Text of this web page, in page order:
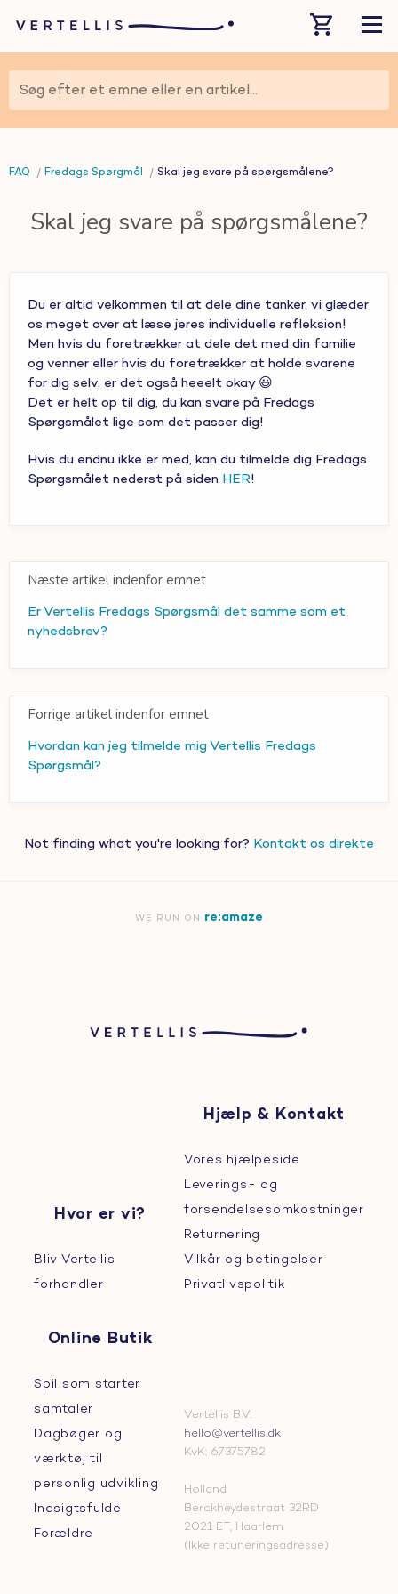
Søg efter et emne eller en artikel...
FAQ Fredags Spørgmål Skal jeg svare på spørgsmålene?
Skal jeg svare på spørgsmålene?
Du er altid velkommen til at dele dine tanker, vi glæder
os meget over at læse jeres individuelle refleksion!
Men hvis du foretrækker at dele det med din familie
og venner eller hvis du foretrækker at holde svarene
for dig selv, er det også heeelt okay 😃
Det er helt op til dig, du kan svare på Fredags
Spørgsmålet lige som det passer dig!
Hvis du endnu ikke er med, kan du tilmelde dig Fredags
Spørgsmålet nederst på siden HER!
Næste artikel indenfor emnet
Er Vertellis Fredags Spørgsmål det samme som et
nyhedsbrev?
Forrige artikel indenfor emnet
Hvordan kan jeg tilmelde mig Vertellis Fredags
Spørgsmål?
Not finding what you're looking for? Kontakt os direkte
WE RUN ON re:amaze
Hvor er vi?
Bliv Vertellis
forhandler
Online Butik
Spil som starter
samtaler
Dagbøger og
værktøj til
personlig udvikling
Indsigtsfulde
Forældre
Hjælp & Kontakt
Vores hjælpeside
Leverings- og
forsendelsesomkostninger
Returnering
Vilkår og betingelser
Privatlivspolitik
Vertellis B.V.
hello@vertellis.dk
KvK: 67375782
Holland
Berckheydestraat 32RD
2021 ET, Haarlem
(Ikke retuneringsadresse)